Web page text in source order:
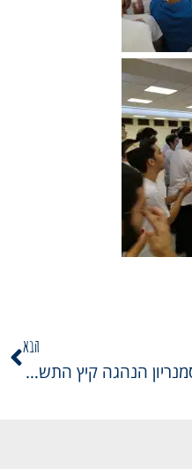
הבא
סמנריון הנהגה קיץ התשפג – בנים